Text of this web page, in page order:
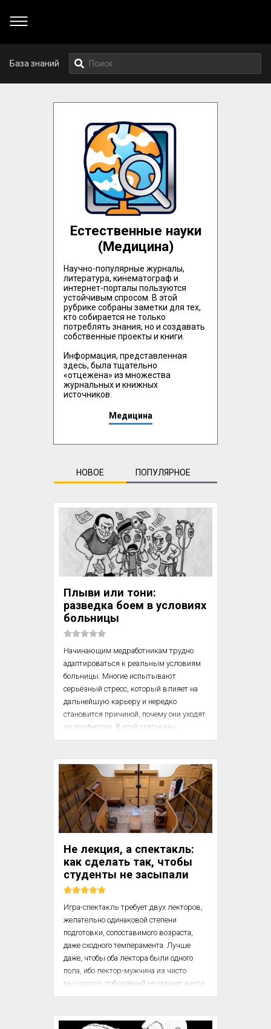
База знаний
Естественные науки
(Медицина)
Научно-популярные журналы,
литература, кинематограф и
интернет-порталы пользуются
устойчивым спросом. В этой
рубрике собраны заметки для тех,
кто собирается не только
потреблять знания, но и создавать
собственные проекты и книги.
Информация, представленная
здесь, была тщательно
«отцежена» из множества
журнальных и книжных
источников.
Медицина
НОВОЕ ПОПУЛЯРНОЕ
Плыви или тони:
разведка боем в условиях
больницы
Начинающим медработникам трудно
адаптироваться к реальным условиям
больницы. Многие испытывают
серьёзный стресс, который влияет на
дальнейшую карьеру и нередко
становится причиной, почему они уходят
из профессии. В этой статье мы
рассмотрим основные маркеры
преодолеть. Это полезно знать
большинству медицинских работников,
особенно студентам-медикам. Несмотря
на давность и масштабность обсуждения,
тема всё ещё остаётся недостаточно
разработанной.
Медицинский институт
Несмотря на то, что у...
Не лекция, а спектакль:
как сделать так, чтобы
студенты не засыпали
Игра-спектакль требует двух лекторов,
желательно одинаковой степени
подготовки, сопоставимого возраста,
даже сходного темперамента. Лучше
даже, чтобы оба лектора были одного
пола, ибо лектор-мужчина из чисто
рыцарских побуждений не сможет вести
игру-спектакль на равных с лектором-